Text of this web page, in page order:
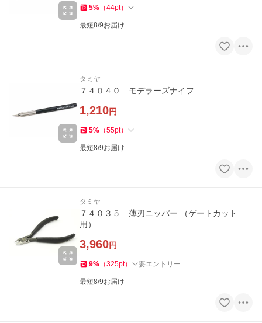
5% （44pt）
最短8/9お届け
タミヤ
７４０４０ モデラーズナイフ
1,210円
5% （55pt）
最短8/9お届け
タミヤ
７４０３５ 薄刃ニッパー （ゲートカット
用）
3,960円
9% （325pt） 要エントリー
最短8/9お届け